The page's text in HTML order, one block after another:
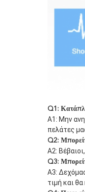
Q1:
Α1: Μην
πελάτες
Q2:
A2:
Q3:
A3:
τιμή και